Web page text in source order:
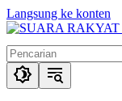
Langsung ke konten